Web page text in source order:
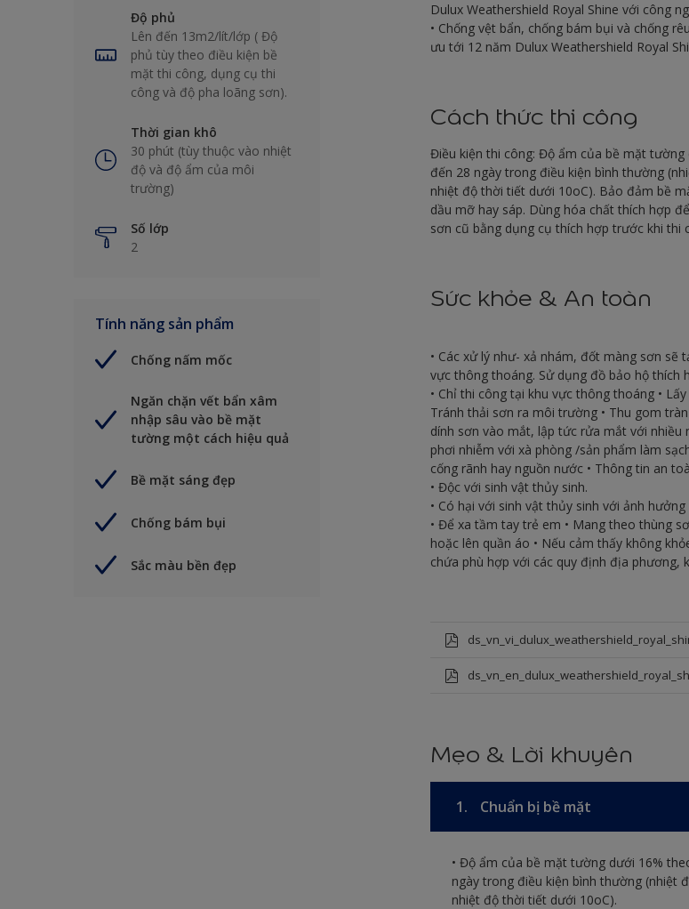
Độ phủ
Lên đến 13m2/lít/lớp ( Độ
phủ tùy theo điều kiện bề
mặt thi công, dụng cụ thi
công và độ pha loãng sơn).
Thời gian khô
30 phút (tùy thuộc vào nhiệt
độ và độ ẩm của môi
trường)
Số lớp
2
Tính năng sản phẩm
Chống nấm mốc
Ngăn chặn vết bẩn xâm
nhập sâu vào bề mặt
tường một cách hiệu quả
Bề mặt sáng đẹp
Chống bám bụi
Sắc màu bền đẹp
Dulux Weathershield Royal Shine với công
• Chống vệt bẩn, chống bám bụi và chống
ưu tới 12 năm Dulux Weathershield Royal
Cách thức thi công
Điều kiện thi công: Độ ẩm của bề mặt
đến 28 ngày trong điều kiện bình thường
nhiệt độ thời tiết dưới 10oC). Bảo đảm bề
dầu mỡ hay sáp. Dùng hóa chất thích hợp
sơn cũ bằng dụng cụ thích hợp trước khi
Sức khỏe & An toàn
• Các xử lý như- xả nhám, đốt màng sơn
vực thông thoáng. Sử dụng đồ bảo hộ thích
• Chỉ thi công tại khu vực thông thoáng •
Tránh thải sơn ra môi trường • Thu gom
dính sơn vào mắt, lập tức rửa mắt với nhiều
phơi nhiễm với xà phòng /sản phẩm làm
cống rãnh hay nguồn nước • Thông tin an
• Độc với sinh vật thủy sinh.
• Có hại với sinh vật thủy sinh với ảnh hưởng
• Để xa tầm tay trẻ em • Mang theo thùng
hoặc lên quần áo • Nếu cảm thấy không
chứa phù hợp với các quy định địa phương,
Mẹo & Lời khuyên
1. Chuẩn bị bề mặt
• Độ ẩm của bề mặt tường dưới 16%
ngày trong điều kiện bình thường (nhiệt
nhiệt độ thời tiết dưới 10oC).